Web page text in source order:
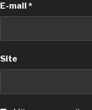
E-mail *
Site